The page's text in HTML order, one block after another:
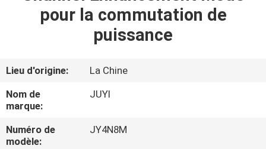
VIDÉOS
A
PROPOS
DE
NOUS
pour la commutation de
puissance
Lieu d'origine:
La Chine
Nom de
marque:
JUYI
Numéro de
modèle:
JY4N8M